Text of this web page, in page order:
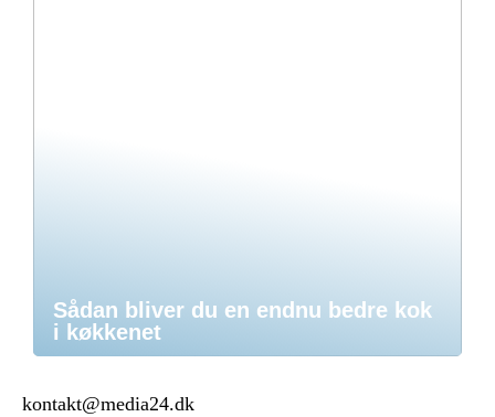
Sådan bliver du en endnu bedre kok
i køkkenet
kontakt@media24.dk